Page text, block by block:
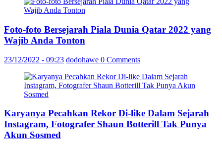
Foto-foto Bersejarah Piala Dunia Qatar 2022 yang
Wajib Anda Tonton
23/12/2022 - 09:23 dodohawe 0 Comments
Karyanya Pecahkan Rekor Di-like Dalam Sejarah
Instagram, Fotografer Shaun Botterill Tak Punya
Akun Sosmed